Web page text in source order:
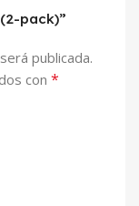
pack)”
publicada.
con *